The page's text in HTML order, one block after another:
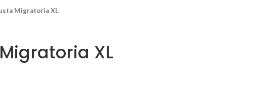
Migratoria XL
XL